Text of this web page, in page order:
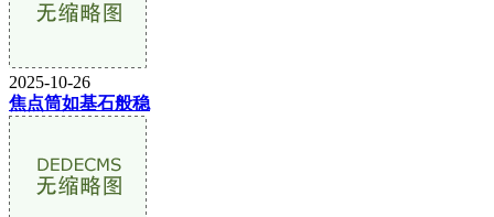
2025-10-26
焦点筒如基石般稳